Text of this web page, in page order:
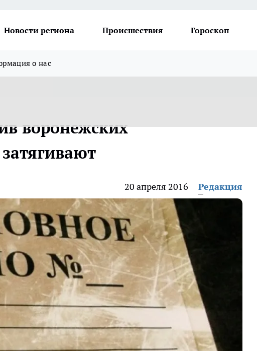
Новости региона Происшествия Гороскоп
о нас
воронежских
20 апреля 2016 Редакция